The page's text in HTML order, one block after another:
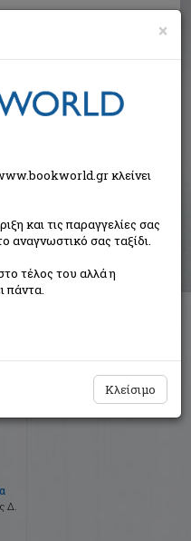
Παναγιώτης Δ. (10
Δ.
×
κλείνει
και τις παραγγελίες σας
αναγνωστικό σας ταξίδι.
τέλος του αλλά η
πάντα.
Κλείσιμο